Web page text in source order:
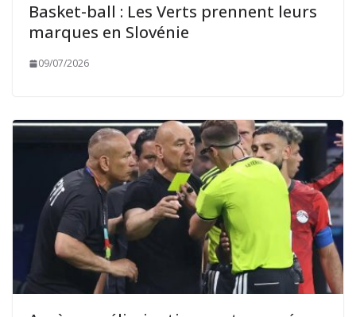
Basket-ball : Les Verts prennent leurs
marques en Slovénie
09/07/2026